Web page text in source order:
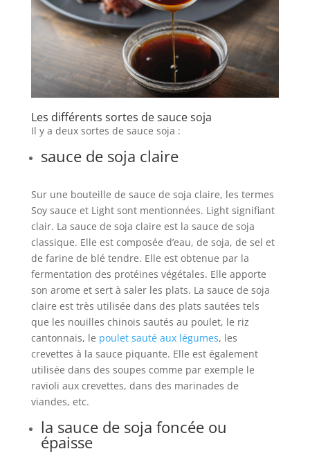
Les différents sortes de sauce soja
Il y a deux sortes de sauce soja :
sauce de soja claire
Sur une bouteille de sauce de soja claire, les termes
Soy sauce et Light sont mentionnées. Light signifiant
clair. La sauce de soja claire est la sauce de soja
classique. Elle est composée d’eau, de soja, de sel et
de farine de blé tendre. Elle est obtenue par la
fermentation des protéines végétales. Elle apporte
son arome et sert à saler les plats. La sauce de soja
claire est très utilisée dans des plats sautées tels
que les nouilles chinois sautés au poulet, le riz
cantonnais, le poulet sauté aux légumes, les
crevettes à la sauce piquante. Elle est également
utilisée dans des soupes comme par exemple le
ravioli aux crevettes, dans des marinades de
viandes, etc.
la sauce de soja foncée ou
épaisse